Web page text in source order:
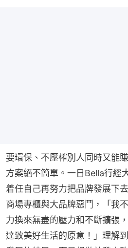
要環保、不壓榨別人同時又能
方案絕不簡單。一日Bella行經
着任自己再努力把品牌發展下
商場專櫃與大品牌惡鬥，「我
力換來無盡的壓力和不斷擴張
達致美好生活的原意！」理解